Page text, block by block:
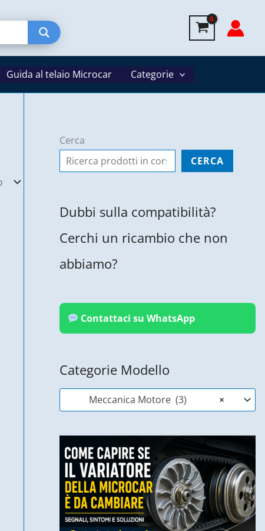
Guida al telaio Microcar Categorie
Cerca
CERCA
Dubbi sulla compatibilità?
Cerchi un ricambio che non
abbiamo?
Contattaci su WhatsApp
Categorie Modello
×
Meccanica Motore (3)